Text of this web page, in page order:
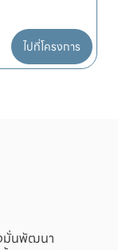
ไปที่โครงการ
มั่นพัฒนา